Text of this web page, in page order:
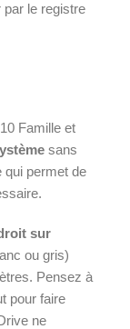
par le registre
Famille et
sans
qui permet de
sur
ou gris)
Pensez à
pour faire
ne